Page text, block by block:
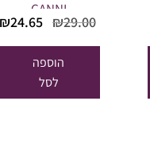
CANNI
₪29.00
המחיר
היה:
₪29.00.
₪24.65
הוספה
לסל